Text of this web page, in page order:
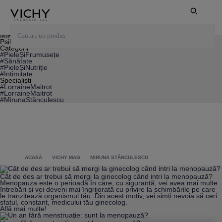
MIRUNA STĂNCULESCU
Psihoterapeut
Categorii
#PieleȘiFrumusețe
#Sănătate
#PieleȘiNutriție
#Intimitate
Specialiști
#LorraineMaitrot
#LorraineMaitrot
#MirunaStănculescu
ACASĂ VICHY MAG MIRUNA STĂNCULESCU
Cât de des ar trebui să mergi la ginecolog când intri la menopauză?
Menopauza este o perioadă în care, cu siguranță, vei avea mai multe
întrebări și vei deveni mai îngrijorată cu privire la schimbările pe care
le tranzitează organismul tău. Din acest motiv, vei simți nevoia să ceri
sfatul, constant, medicului tău ginecolog.
Află mai multe!